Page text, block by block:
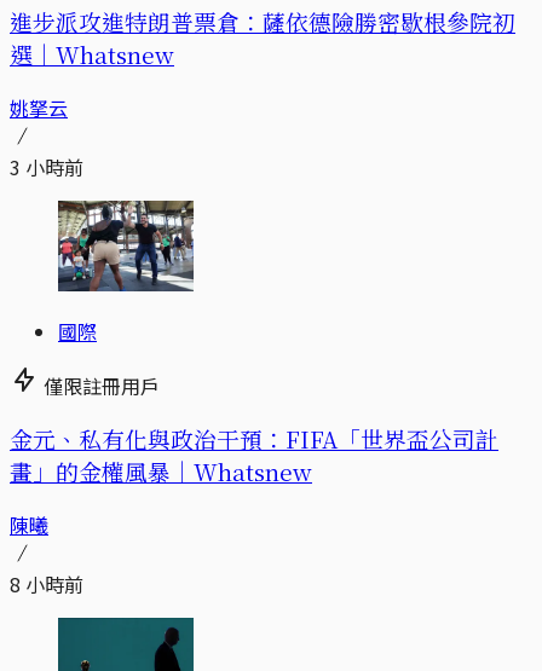
進步派攻進特朗普票倉：薩依德險勝密歇根參院初
選｜Whatsnew
姚拏云
3 小時前
國際
僅限註冊用戶
金元、私有化與政治干預：FIFA「世界盃公司計
畫」的金權風暴｜Whatsnew
陳曦
8 小時前